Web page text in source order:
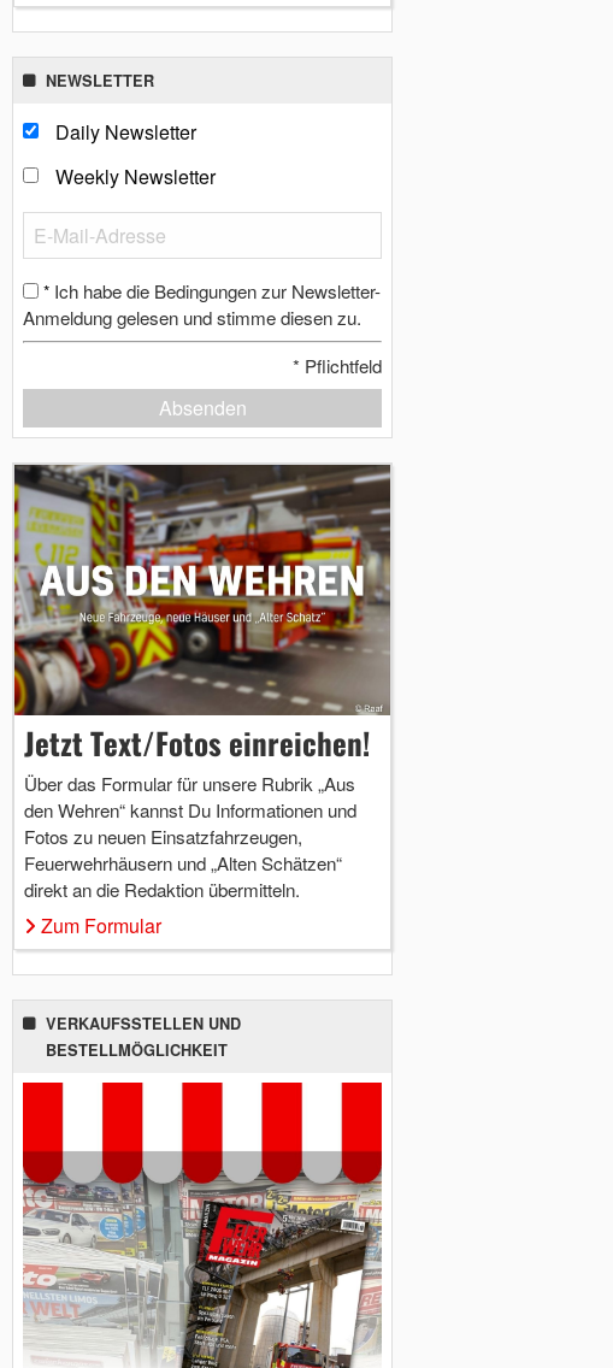
NEWSLETTER
Daily Newsletter
Weekly Newsletter
* Ich habe die Bedingungen zur Newsletter-
Anmeldung gelesen und stimme diesen zu.
* Pflichtfeld
Absenden
Jetzt Text/Fotos einreichen!
Über das Formular für unsere Rubrik „Aus
den Wehren“ kannst Du Informationen und
Fotos zu neuen Einsatzfahrzeugen,
Feuerwehrhäusern und „Alten Schätzen“
direkt an die Redaktion übermitteln.
Zum Formular
VERKAUFSSTELLEN UND
BESTELLMÖGLICHKEIT